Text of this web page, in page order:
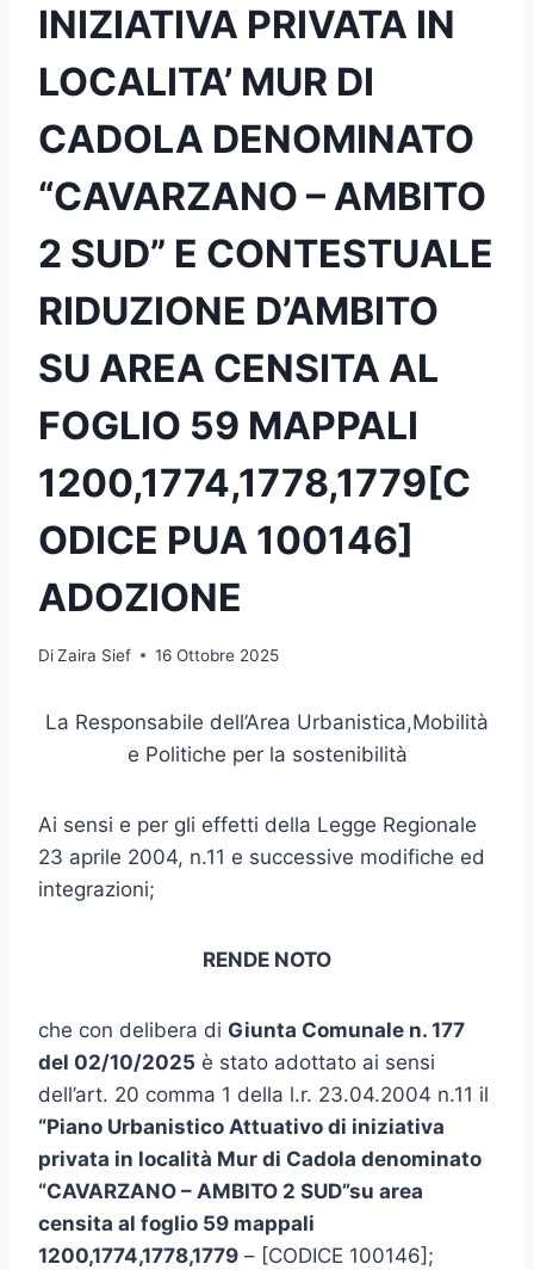
INIZIATIVA PRIVATA IN
LOCALITA’ MUR DI
CADOLA DENOMINATO
“CAVARZANO – AMBITO
2 SUD” E CONTESTUALE
RIDUZIONE D’AMBITO
SU AREA CENSITA AL
FOGLIO 59 MAPPALI
1200,1774,1778,1779[C
ODICE PUA 100146]
ADOZIONE
DiZaira Sief 16 Ottobre 2025
La Responsabile dell’Area Urbanistica,Mobilità
e Politiche per la sostenibilità
Ai sensi e per gli effetti della Legge Regionale
23 aprile 2004, n.11 e successive modifiche ed
integrazioni;
RENDE NOTO
che con delibera di Giunta Comunale n. 177
del 02/10/2025 è stato adottato ai sensi
dell’art. 20 comma 1 della l.r. 23.04.2004 n.11 il
“Piano Urbanistico Attuativo di iniziativa
privata in località Mur di Cadola denominato
“CAVARZANO – AMBITO 2 SUD”su area
censita al foglio 59 mappali
1200,1774,1778,1779 – [CODICE 100146];